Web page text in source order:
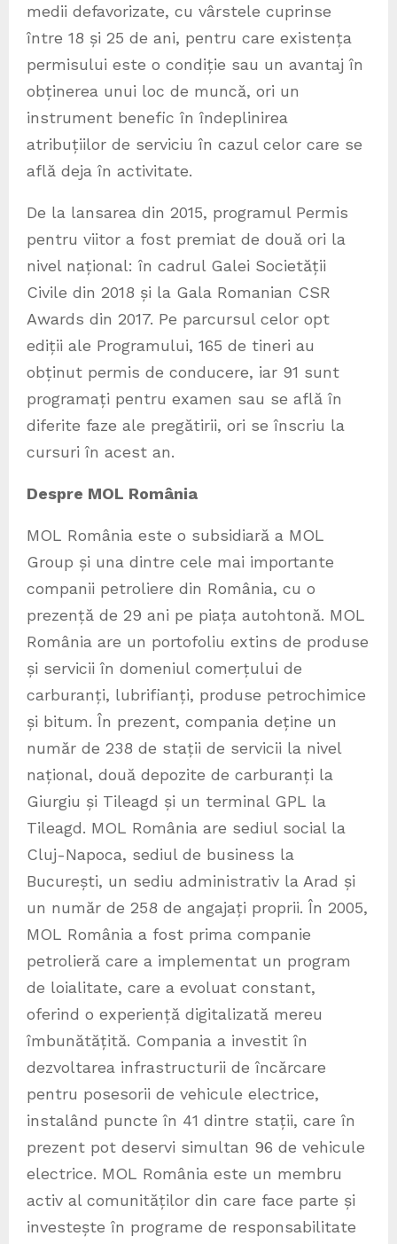
medii defavorizate, cu vârstele cuprinse
între 18 și 25 de ani, pentru care existența
permisului este o condiție sau un avantaj în
obținerea unui loc de muncă, ori un
instrument benefic în îndeplinirea
atribuțiilor de serviciu în cazul celor care se
află deja în activitate.
De la lansarea din 2015, programul Permis
pentru viitor a fost premiat de două ori la
nivel național: în cadrul Galei Societății
Civile din 2018 și la Gala Romanian CSR
Awards din 2017. Pe parcursul celor opt
ediții ale Programului, 165 de tineri au
obținut permis de conducere, iar 91 sunt
programați pentru examen sau se află în
diferite faze ale pregătirii, ori se înscriu la
cursuri în acest an.
Despre MOL România
MOL România este o subsidiară a MOL
Group și una dintre cele mai importante
companii petroliere din România, cu o
prezență de 29 ani pe piața autohtonă. MOL
România are un portofoliu extins de produse
și servicii în domeniul comerțului de
carburanți, lubrifianți, produse petrochimice
și bitum. În prezent, compania deține un
număr de 238 de stații de servicii la nivel
național, două depozite de carburanți la
Giurgiu și Tileagd și un terminal GPL la
Tileagd. MOL România are sediul social la
Cluj-Napoca, sediul de business la
București, un sediu administrativ la Arad și
un număr de 258 de angajați proprii. În 2005,
MOL România a fost prima companie
petrolieră care a implementat un program
de loialitate, care a evoluat constant,
oferind o experiență digitalizată mereu
îmbunătățită. Compania a investit în
dezvoltarea infrastructurii de încărcare
pentru posesorii de vehicule electrice,
instalând puncte în 41 dintre stații, care în
prezent pot deservi simultan 96 de vehicule
electrice. MOL România este un membru
activ al comunităților din care face parte și
investește în programe de responsabilitate